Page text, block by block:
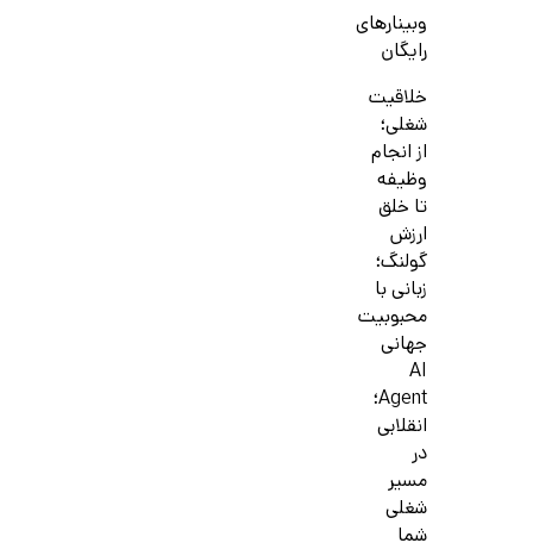
وبینارهای
رایگان
خلاقیت
شغلی؛
از انجام
وظیفه
تا خلق
ارزش
گولنگ؛
زبانی با
محبوبیت
جهانی
AI
Agent؛
انقلابی
در
مسیر
شغلی